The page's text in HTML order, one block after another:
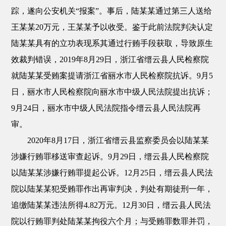
踪，遂向公安机关“报案”。事后，陆某某通过第三人送给
王某某20万元，王某某予以收受。鉴于此前法院判决认定
陆某某具有的立功表现系其通过行贿手段获取，导致原生
效裁判错误，2019年8月29日，浙江省缙云县人民检察院
就陆某某受贿案提请浙江省丽水市人民检察院抗诉。9月5
日，丽水市人民检察院向丽水市中级人民法院提出抗诉；
9月24日，丽水市中级人民法院指令缙云县人民法院再
审。
2020年8月17日，浙江省缙云县监察委员会以陆某某
涉嫌行贿罪移送审查起诉。9月29日，缙云县人民检察院
以陆某某涉嫌行贿罪提起公诉。12月25日，缙云县人民法
院以陆某某犯受贿罪作出再审判决，判处有期徒刑一年，
追缴陆某某违法所得4.82万元。12月30日，缙云县人民法
院以行贿罪判处陆某某拘役六个月；与受贿罪数罪并罚，